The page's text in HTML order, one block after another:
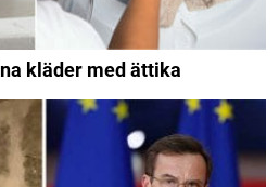
kläder med ättika